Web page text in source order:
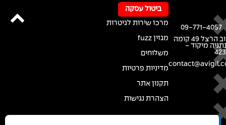
רחוב הרצל 49 קומה
מיקוד -
09-771-4057
ביטול עסקה
מרכז שירות לגיטרות
מגזין fuzz
משלוחים
מדיניות פרטיות
תקנון אתר
הצהרת נגישות